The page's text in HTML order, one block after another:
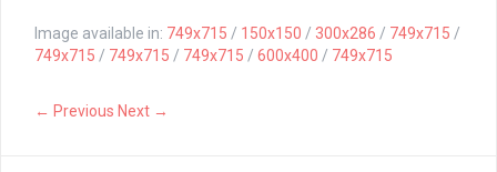
Image available in: 749x715 / 150x150 / 300x286 / 749x715 /
749x715 / 749x715 / 749x715 / 600x400 / 749x715
← Previous Next →